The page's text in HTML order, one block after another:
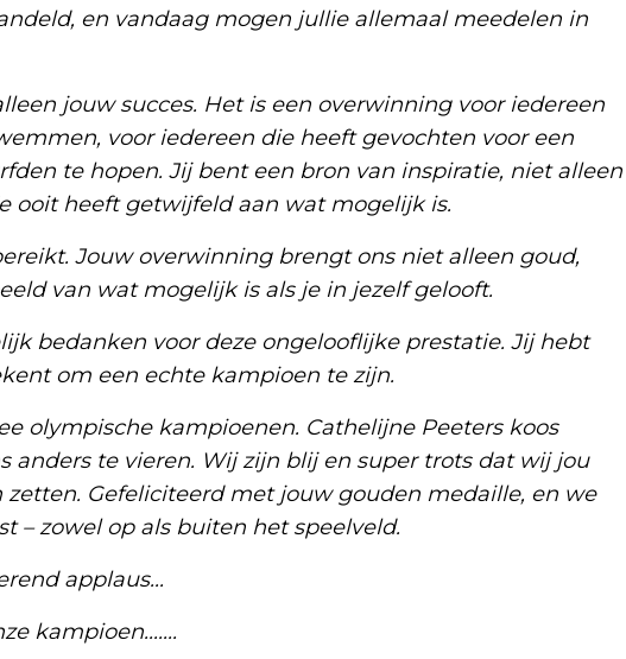
en vandaag mogen jullie allemaal meedelen in
jouw succes. Het is een overwinning voor iedereen
voor iedereen die heeft gevochten voor een
te hopen. Jij bent een bron van inspiratie, niet alleen
ooit heeft getwijfeld aan wat mogelijk is.
Jouw overwinning brengt ons niet alleen goud,
van wat mogelijk is als je in jezelf gelooft.
bedanken voor deze ongelooflijke prestatie. Jij hebt
om een echte kampioen te zijn.
olympische kampioenen. Cathelijne Peeters koos
anders te vieren. Wij zijn blij en super trots dat wij jou
Gefeliciteerd met jouw gouden medaille, en we
– zowel op als buiten het speelveld.
applaus...
kampioen.......